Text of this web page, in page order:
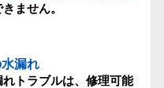
ません。
漏れ
トラブルは、修理可能